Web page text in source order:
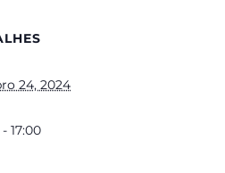
24, 2024
17:00